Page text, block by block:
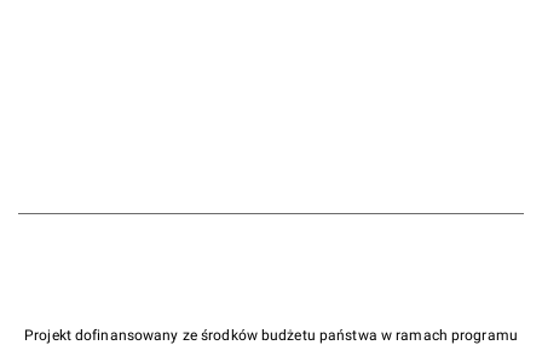
Projekt dofinansowany ze środków budżetu państwa w ramach programu